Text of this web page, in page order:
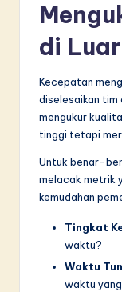
di
Kecepatan
diselesaikan tim
mengukur
tinggi tetapi
Untuk benar-
melacak metrik
kemudahan
Tingkat
waktu?
Waktu
waktu